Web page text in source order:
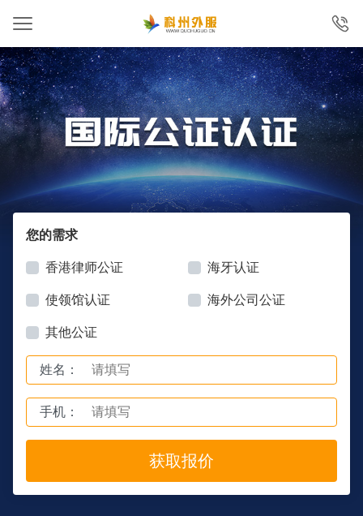
您的需求
香港律师公证 海牙认证
使领馆认证 海外公司公证
其他公证
姓名：
手机：
获取报价